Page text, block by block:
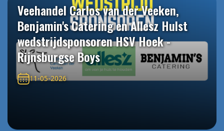
Veehandel Carlos van der Veeken,
Benjamin's Catering en Allesz Hulst
wedstrijdsponsoren HSV Hoek -
Rijnsburgse Boys
11-05-2026